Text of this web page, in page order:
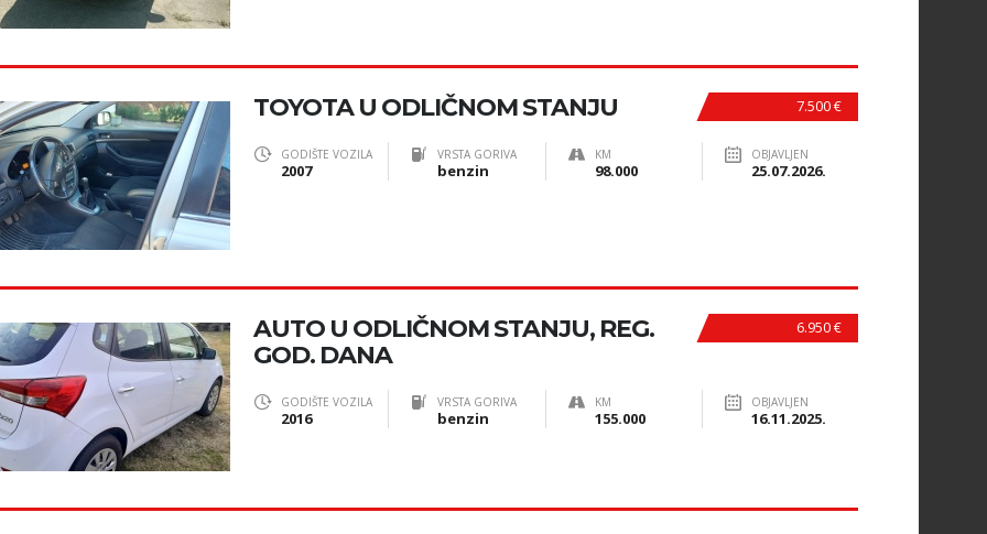
7.500 €
TOYOTA U ODLIČNOM STANJU
GODIŠTE VOZILA
2007
VRSTA GORIVA
benzin
KM
98.000
OBJAVLJEN
25.07.2026.
6.950 €
AUTO U ODLIČNOM STANJU, REG.
GOD. DANA
GODIŠTE VOZILA
2016
VRSTA GORIVA
benzin
KM
155.000
OBJAVLJEN
16.11.2025.